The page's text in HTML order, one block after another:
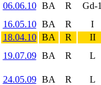
06.06.10 BA R Gd-1
16.05.10 BA R I
18.04.10 BA R II
19.07.09 BA R L
24.05.09 BA R L